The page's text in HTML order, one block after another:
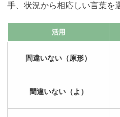
手、状況から相応しい言葉を
活用
間違いない（原形）
間違いない（よ）